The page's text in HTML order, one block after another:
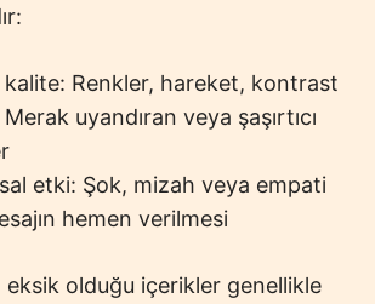
kalite: Renkler, hareket, kontrast
Merak uyandıran veya şaşırtıcı
etki: Şok, mizah veya empati
hemen verilmesi
eksik olduğu içerikler genellikle